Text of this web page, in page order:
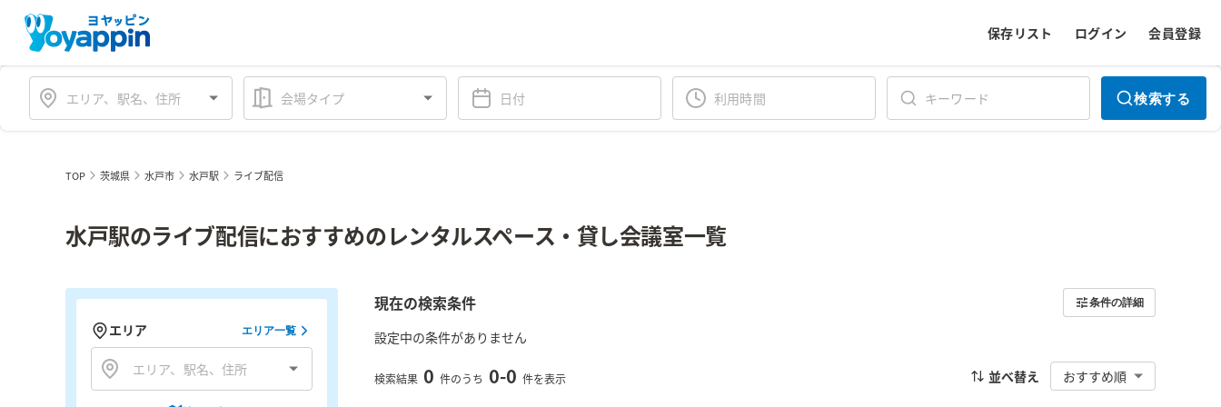
保存リスト ログイン 会員登録
会場タイプ 検索する
TOP 茨城県 水戸市 水戸駅 ライブ配信
水戸駅のライブ配信におすすめのレンタルスペース・貸し会議室一覧
現在の検索条件 条件の詳細
設定中の条件がありません
検索結果 0 件のうち 0-0 件を表示 並べ替え おすすめ順
エリア エリア一覧